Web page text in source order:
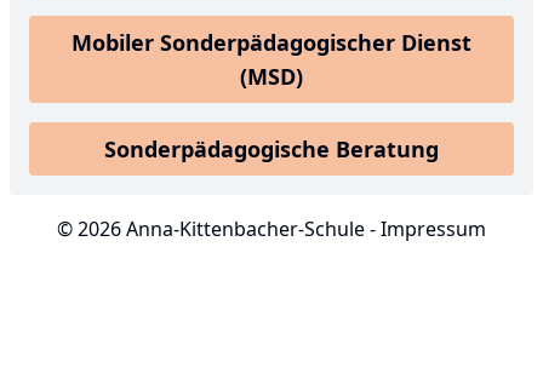
Mobiler Sonderpädagogischer Dienst
(MSD)
Sonderpädagogische Beratung
© 2026 Anna-Kittenbacher-Schule -Impressum